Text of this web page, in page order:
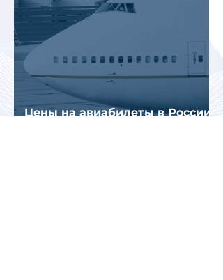
Цены на авиабилеты в России